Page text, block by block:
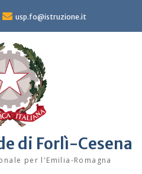
usp.fo@istruzione.it
di Forlì-Cesena
per l'Emilia-Romagna